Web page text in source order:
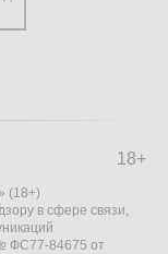
18+
(18+)
в сфере связи,
ФС77-84675 от